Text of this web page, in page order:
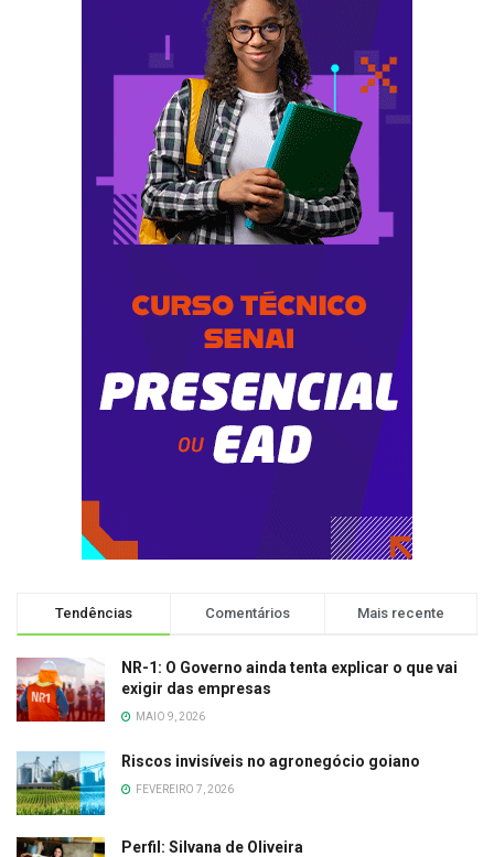
Tendências Comentários Mais recente
NR-1: O Governo ainda tenta explicar o que vai
exigir das empresas
MAIO 9, 2026
Riscos invisíveis no agronegócio goiano
FEVEREIRO 7, 2026
Perfil: Silvana de Oliveira